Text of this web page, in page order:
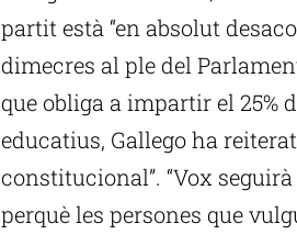
partit està “en absolut
dimecres al ple del
que obliga a impartir el 25%
educatius, Gallego ha
constitucional”. “Vox
perquè les persones que